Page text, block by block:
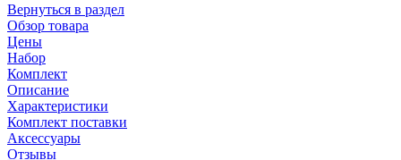
Вернуться в раздел
Обзор товара
Цены
Набор
Комплект
Описание
Характеристики
Комплект поставки
Аксессуары
Отзывы